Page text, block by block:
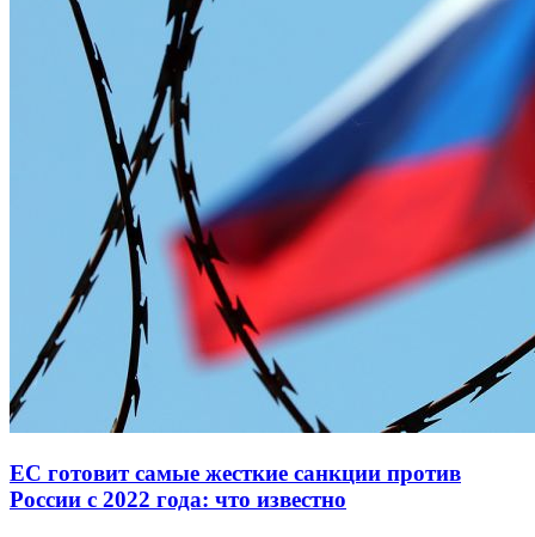
ЕС готовит самые жесткие санкции против
России с 2022 года: что известно